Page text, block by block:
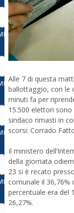
Alle 7 di questa
ballottaggio, con le
minuti fa per
15.500 elettori
sindaco rimasti in
scorsi: Corrado
Il ministero
della giornata
23 si è recato
comunale il 36,76%
percentuale era del
26,27%.